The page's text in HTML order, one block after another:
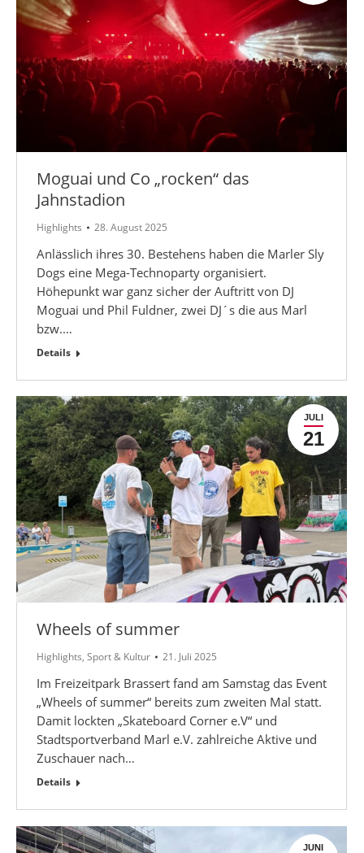
Moguai und Co „rocken“ das
Jahnstadion
Highlights 28. August 2025
Anlässlich ihres 30. Bestehens haben die Marler Sly
Dogs eine Mega-Technoparty organisiert.
Höhepunkt war ganz sicher der Auftritt von DJ
Moguai und Phil Fuldner, zwei DJ´s die aus Marl
bzw.…
Details
JULI
21
Wheels of summer
Highlights, Sport & Kultur 21. Juli 2025
Im Freizeitpark Brassert fand am Samstag das Event
„Wheels of summer“ bereits zum zweiten Mal statt.
Damit lockten „Skateboard Corner e.V“ und
Stadtsportverband Marl e.V. zahlreiche Aktive und
Zuschauer nach…
Details
JUNI